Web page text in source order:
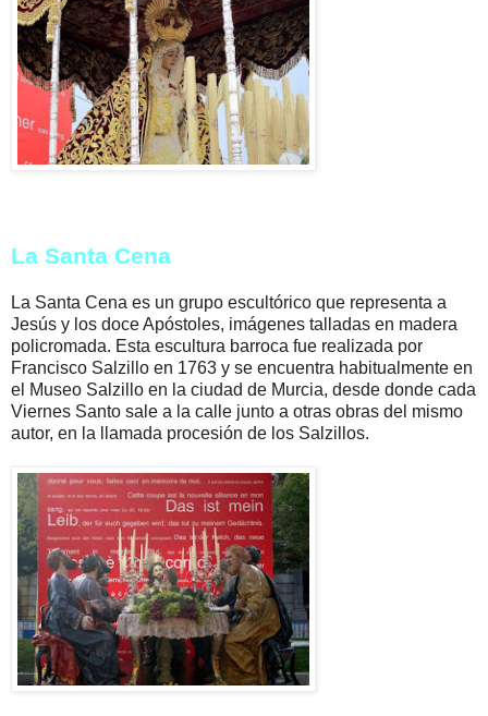
La Santa Cena
La Santa Cena es un grupo escultórico que representa a
Jesús y los doce Apóstoles, imágenes talladas en madera
policromada. Esta escultura barroca fue realizada por
Francisco Salzillo en 1763 y se encuentra habitualmente en
el Museo Salzillo en la ciudad de Murcia, desde donde cada
Viernes Santo sale a la calle junto a otras obras del mismo
autor, en la llamada procesión de los Salzillos.